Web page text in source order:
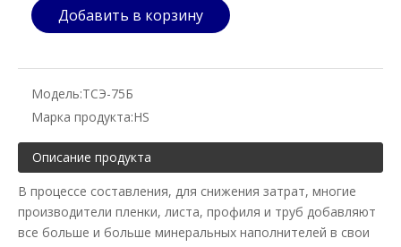
Добавить в корзину
Модель:ТСЭ-75Б
Марка продукта:HS
Описание продукта
В процессе составления, для снижения затрат, многие
производители пленки, листа, профиля и труб добавляют
все больше и больше минеральных наполнителей в свои